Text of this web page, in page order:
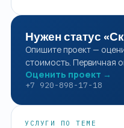
Нужен статус
Опишите проект —
стоимость. Первичная
Оценить проект →
+7 920-898-17-18
УСЛУГИ ПО ТЕМЕ